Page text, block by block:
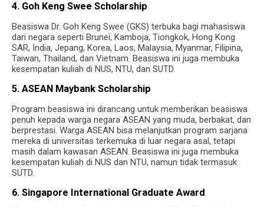
4. Goh Keng Swee Scholarship
Beasiswa Dr. Goh Keng Swee (GKS) terbuka bagi mahasiswa
dari negara seperti Brunei, Kamboja, Tiongkok, Hong Kong
SAR, India, Jepang, Korea, Laos, Malaysia, Myanmar, Filipina,
Taiwan, Thailand, dan Vietnam. Beasiswa ini juga membuka
kesempatan kuliah di NUS, NTU, dan SUTD.
5. ASEAN Maybank Scholarship
Program beasiswa ini dirancang untuk memberikan beasiswa
penuh kepada warga negara ASEAN yang muda, berbakat, dan
berprestasi. Warga ASEAN bisa melanjutkan program sarjana
mereka di universitas terkemuka di luar negara asal, tetapi
masih dalam kawasan ASEAN. Beasiswa ini juga membuka
kesempatan kuliah di NUS dan NTU, namun tidak termasuk
SUTD.
6. Singapore International Graduate Award